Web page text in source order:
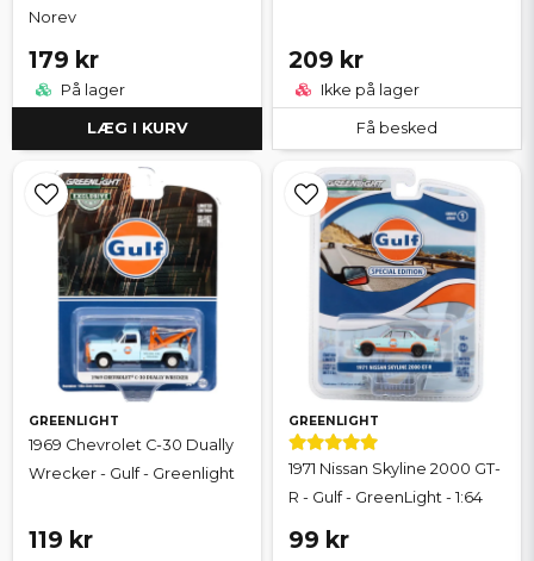
Norev
179 kr
På lager
LÆG I KURV
209 kr
Ikke på lager
Få besked
GREENLIGHT
1969 Chevrolet C-30 Dually
Wrecker - Gulf - Greenlight
119 kr
GREENLIGHT
1971 Nissan Skyline 2000 GT-
R - Gulf - GreenLight - 1:64
99 kr